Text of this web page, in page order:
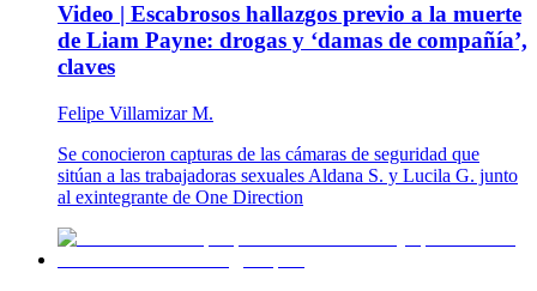
Video | Escabrosos hallazgos previo a la muerte
de Liam Payne: drogas y ‘damas de compañía’,
claves
Felipe Villamizar M.
Se conocieron capturas de las cámaras de seguridad que
sitúan a las trabajadoras sexuales Aldana S. y Lucila G. junto
al exintegrante de One Direction